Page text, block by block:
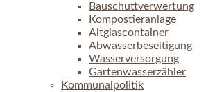
Bauschuttverwertung
Kompostieranlage
Altglascontainer
Abwasserbeseitigung
Wasserversorgung
Gartenwasserzähler
Kommunalpolitik